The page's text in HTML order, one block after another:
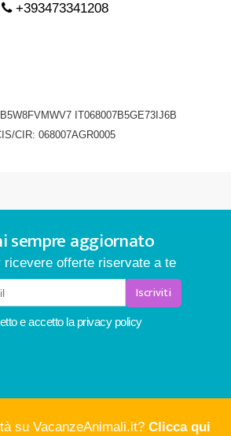
+393473341208
IT068007B5GE73IJ6B
CIR: 068007AGR0005
sempre aggiornato
offerte riservate a te
Iscriviti
e accetto la privacy policy
su VacanzeAnimali.it? Clicca qui